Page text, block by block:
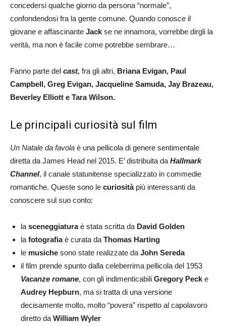
concedersi qualche giorno da persona “normale”,
confondendosi fra la gente comune. Quando conosce il
giovane e affascinante Jack se ne innamora, vorrebbe dirgli la
verità, ma non è facile come potrebbe sembrare…
Fanno parte del cast, fra gli altri, Briana Evigan, Paul
Campbell, Greg Evigan, Jacqueline Samuda, Jay Brazeau,
Beverley Elliott e Tara Wilson.
Le principali curiosità sul film
Un Natale da favola è una pellicola di genere sentimentale
diretta da James Head nel 2015. E’ distribuita da Hallmark
Channel, il canale statunitense specializzato in commedie
romantiche. Queste sono le curiositàpiù interessanti da
conoscere sul suo conto:
la sceneggiaturaè stata scritta da David Golden
la fotografiaè curata da Thomas Harting
le musiche sono state realizzate da John Sereda
il film prende spunto dalla celeberrima pellicola del 1953
Vacanze romane, con gli indimenticabili Gregory Peck e
Audrey Hepburn, ma si tratta di una versione
decisamente molto, molto “povera” rispetto al capolavoro
diretto da William Wyler